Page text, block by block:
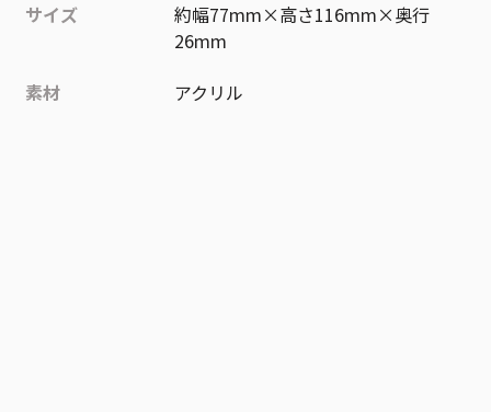
サイズ
約幅77mm×高さ116mm×奥行
26mm
素材
アクリル